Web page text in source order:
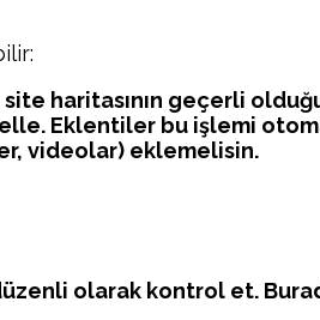
haritasının geçerli
Eklentiler bu işlemi
videolar) eklemelisin.
olarak kontrol et.